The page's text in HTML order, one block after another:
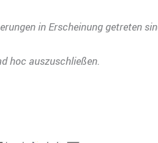
in Erscheinung getreten
hoc auszuschließen.